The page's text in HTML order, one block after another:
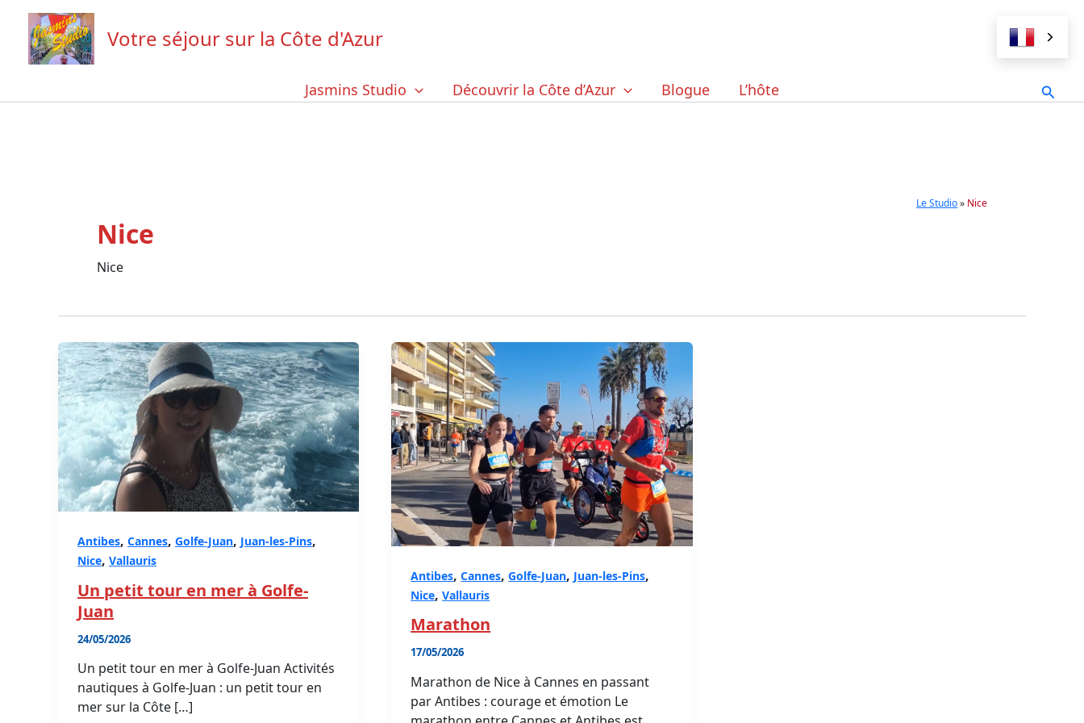
contenu
Votre séjour sur la Côte d'Azur
Jasmins Studio Découvrir la Côte d’Azur Blogue L’hôte
Le Studio» Nice
Nice
Nice
Antibes, Cannes, Golfe-Juan, Juan-les-Pins,
Nice, Vallauris
Un petit tour en mer à Golfe-
Juan
24/05/2026
Un petit tour en mer à Golfe-Juan Activités
nautiques à Golfe-Juan : un petit tour en
mer sur la Côte […]
Antibes,Cannes,Golfe-Juan, Juan-les-Pins,
Nice,Vallauris
Marathon
17/05/2026
Marathon de Nice à Cannes en passant
par Antibes : courage et émotion Le